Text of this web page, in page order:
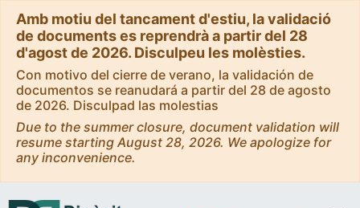
Amb motiu del tancament d'estiu, la validació
de documents es reprendrà a partir del 28
d'agost de 2026. Disculpeu les molèsties.
Con motivo del cierre de verano, la validación de
documentos se reanudará a partir del 28 de agosto
de 2026. Disculpad las molestias
Due to the summer closure, document validation will
resume starting August 28, 2026. We apologize for
any inconvenience.